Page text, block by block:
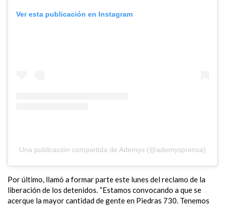
Ver esta publicación en Instagram
Una publicación compartida de Ademys (@ademysprensa)
Por último, llamó a formar parte este lunes del reclamo de la
liberación de los detenidos. “Estamos convocando a que se
acerque la mayor cantidad de gente en Piedras 730. Tenemos